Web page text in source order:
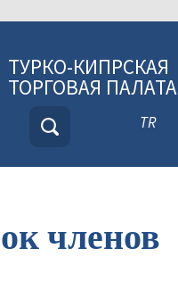
ТУРКО-КИПРСКАЯ
ТОРГОВАЯ ПАЛАТА
TR
членов